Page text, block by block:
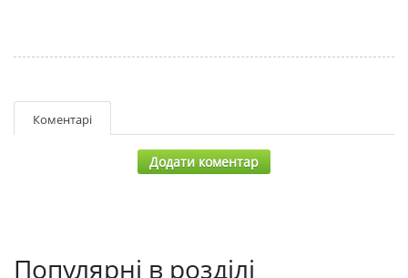
Коментарі
Додати коментар
Популярні в розділі